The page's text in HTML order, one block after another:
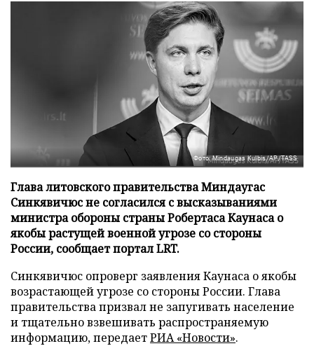
Фото: Mindaugas Kulbis/AP/TASS
Глава литовского правительства Миндаугас
Синкявичюс не согласился с высказываниями
министра обороны страны Робертаса Каунаса о
якобы растущей военной угрозе со стороны
России, сообщает портал LRT.
Синкявичюс опроверг заявления Каунаса о якобы
возрастающей угрозе со стороны России. Глава
правительства призвал не запугивать население
и тщательно взвешивать распространяемую
информацию, передаетРИА «Новости».